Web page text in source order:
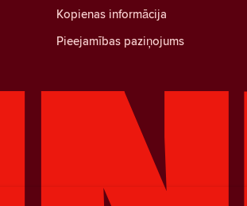
Kopienas informācija
Pieejamības paziņojums